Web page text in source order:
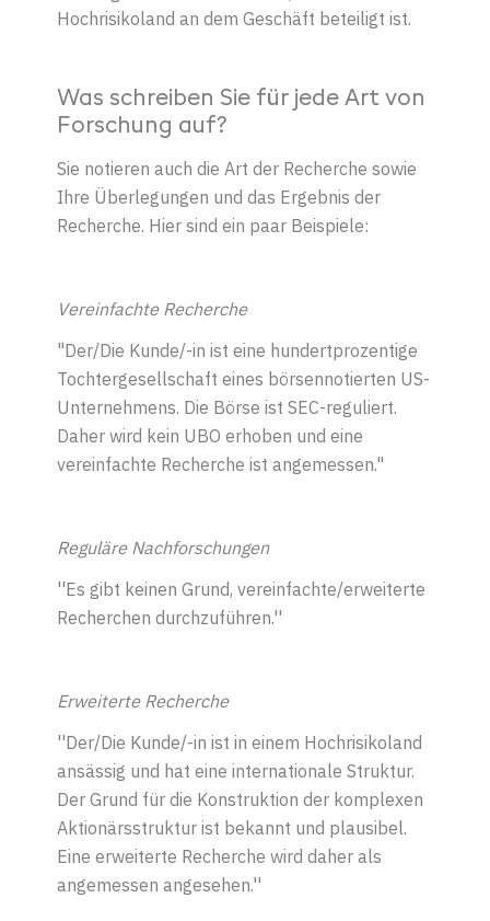
Hochrisikoland an dem Geschäft beteiligt ist.
Was schreiben Sie für jede Art von
Forschung auf?
Sie notieren auch die Art der Recherche sowie
Ihre Überlegungen und das Ergebnis der
Recherche. Hier sind ein paar Beispiele:
Vereinfachte Recherche
"Der/Die Kunde/-in ist eine hundertprozentige
Tochtergesellschaft eines börsennotierten US-
Unternehmens. Die Börse ist SEC-reguliert.
Daher wird kein UBO erhoben und eine
vereinfachte Recherche ist angemessen."
Reguläre Nachforschungen
''Es gibt keinen Grund, vereinfachte/erweiterte
Recherchen durchzuführen.''
Erweiterte Recherche
''Der/Die Kunde/-in ist in einem Hochrisikoland
ansässig und hat eine internationale Struktur.
Der Grund für die Konstruktion der komplexen
Aktionärsstruktur ist bekannt und plausibel.
Eine erweiterte Recherche wird daher als
angemessen angesehen.''